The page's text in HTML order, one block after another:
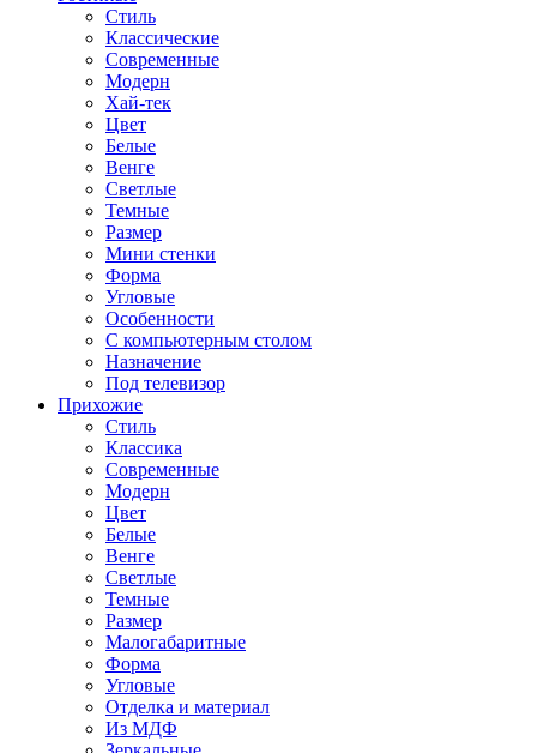
Стиль
Классические
Современные
Модерн
Хай-тек
Цвет
Белые
Венге
Светлые
Темные
Размер
Мини стенки
Форма
Угловые
Особенности
С компьютерным столом
Назначение
Под телевизор
Прихожие
Стиль
Классика
Современные
Модерн
Цвет
Белые
Венге
Светлые
Темные
Размер
Малогабаритные
Форма
Угловые
Отделка и материал
Из МДФ